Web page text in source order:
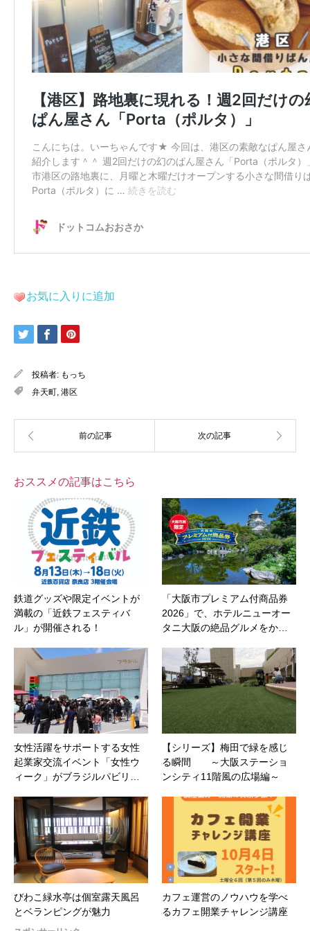
お気に入りに追加
投稿者: もっち
弁天町, 港区
おススメの記事はこちら
鉄道グッズや限定イベントが
満載の「近鉄フェスティバ
ル」が開催される！
「大阪市プレミアム付商品券
2026」で、ホテルニューオー
タニ大阪の絶品グルメをか…
女性活躍をサポートする女性
起業家交流イベント「女性ウ
ィーク」がブラジルパビリ…
【シリーズ】梅田で緑を感じ
る瞬間 ～大阪ステーショ
ンシティ11階風の広場編～
びわこ緑水亭は個室露天風呂
とベランピングが魅力
カフェ運営のノウハウを学べ
るカフェ開業チャレンジ講座